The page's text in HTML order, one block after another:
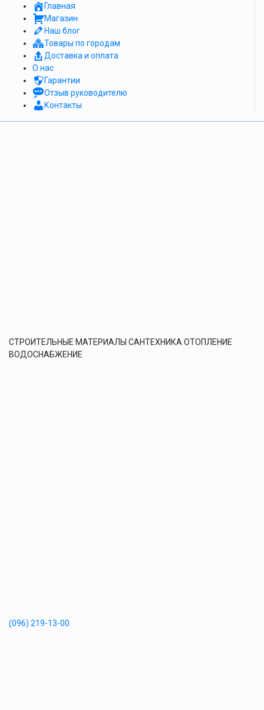
Главная
Магазин
Наш блог
Товары по городам
Доставка и оплата
О нас
Гарантии
Отзыв руководителю
Контакты
СТРОИТЕЛЬНЫЕ МАТЕРИАЛЫ САНТЕХНИКА ОТОПЛЕНИЕ
ВОДОСНАБЖЕНИЕ
(096) 219-13-00